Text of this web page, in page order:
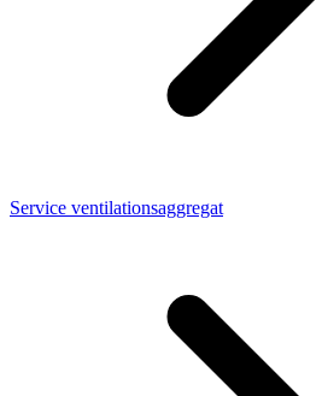
Service ventilationsaggregat